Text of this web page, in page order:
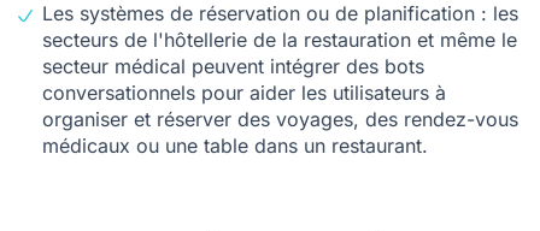
Les systèmes de réservation ou de planification : les
secteurs de l'hôtellerie de la restauration et même le
secteur médical peuvent intégrer des bots
conversationnels pour aider les utilisateurs à
organiser et réserver des voyages, des rendez-vous
médicaux ou une table dans un restaurant.